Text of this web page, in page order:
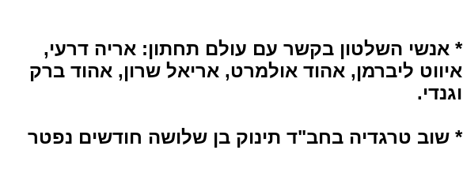
* אנשי השלטון בקשר עם עולם תחתון: אריה דרעי,
איווט ליברמן, אהוד אולמרט, אריאל שרון, אהוד ברק
וגנדי.
* שוב טרגדיה בחב"ד תינוק בן שלושה חודשים נפטר